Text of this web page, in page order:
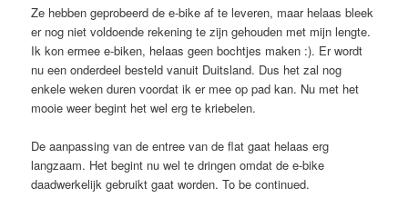
Ze hebben geprobeerd de e-bike af te leveren, maar helaas bleek
er nog niet voldoende rekening te zijn gehouden met mijn lengte.
Ik kon ermee e-biken, helaas geen bochtjes maken :). Er wordt
nu een onderdeel besteld vanuit Duitsland. Dus het zal nog
enkele weken duren voordat ik er mee op pad kan. Nu met het
mooie weer begint het wel erg te kriebelen.
De aanpassing van de entree van de flat gaat helaas erg
langzaam. Het begint nu wel te dringen omdat de e-bike
daadwerkelijk gebruikt gaat worden. To be continued.